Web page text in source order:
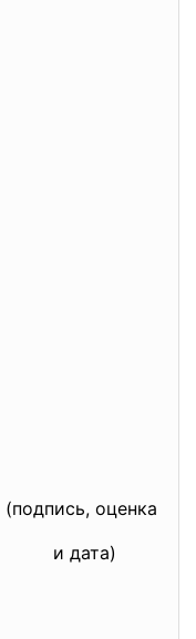
(подпись, оценка
и дата)